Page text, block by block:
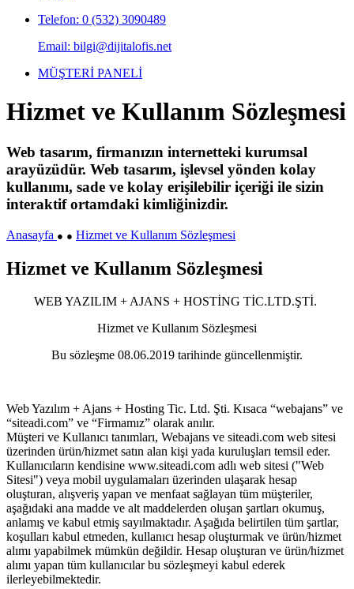
Telefon: 0 (532) 3090489
Email: bilgi@dijitalofis.net
MÜŞTERİ PANELİ
Hizmet ve Kullanım Sözleşmesi
Web tasarım, firmanızın internetteki kurumsal
arayüzüdür. Web tasarım, işlevsel yönden kolay
kullanımı, sade ve kolay erişilebilir içeriği ile sizin
interaktif ortamdaki kimliğinizdir.
Anasayfa ● ● Hizmet ve Kullanım Sözleşmesi
Hizmet ve Kullanım Sözleşmesi
WEB YAZILIM + AJANS + HOSTİNG TİC.LTD.ŞTİ.
Hizmet ve Kullanım Sözleşmesi
Bu sözleşme 08.06.2019 tarihinde güncellenmiştir.
Web Yazılım + Ajans + Hosting Tic. Ltd. Şti. Kısaca “webajans” ve
“siteadi.com” ve “Firmamız” olarak anılır.
Müşteri ve Kullanıcı tanımları, Webajans ve siteadi.com web sitesi
üzerinden ürün/hizmet satın alan kişi yada kuruluşları temsil eder.
Kullanıcıların kendisine www.siteadi.com adlı web sitesi ("Web
Sitesi") veya mobil uygulamaları üzerinden ulaşarak hesap
oluşturan, alışveriş yapan ve menfaat sağlayan tüm müşteriler,
aşağıdaki ana madde ve alt maddelerden oluşan şartları okumuş,
anlamış ve kabul etmiş sayılmaktadır. Aşağıda belirtilen tüm şartlar,
koşulları kabul etmeden, kullanıcı hesap oluşturmak ve ürün/hizmet
alımı yapabilmek mümkün değildir. Hesap oluşturan ve ürün/hizmet
alımı yapan tüm kullanıcılar bu sözleşmeyi kabul ederek
ilerleyebilmektedir.